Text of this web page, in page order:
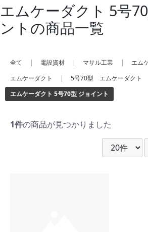
エムケーダクト 5号
ントの商品一覧
全て | 電設資材 | マサル工業 | エム
エムケーダクト
| 5号70型 エムケーダクト
エムケーダクト 5号70型 ジョイント
1件の商品が見つかりました